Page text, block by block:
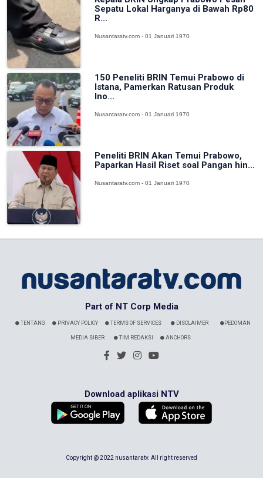
Sepatu Lokal Harganya di Bawah Rp80
R...
Nusantaratv.com - 01 Januari 1970
150 Peneliti BRIN Temui Prabowo di
Istana, Pamerkan Ratusan Produk
Ino...
Nusantaratv.com - 01 Januari 1970
Peneliti BRIN Akan Temui Prabowo,
Paparkan Hasil Riset soal Pangan hin...
Nusantaratv.com - 01 Januari 1970
Part of NT Corp Media
TENTANG PRIVACY POLICY TERMS OF SERVICES DISCLAIMER PEDOMAN
MEDIA SIBER TIM REDAKSI ANCHORS
Download aplikasi NTV
Copyright @ 2022 nusantaratv. All right reserved